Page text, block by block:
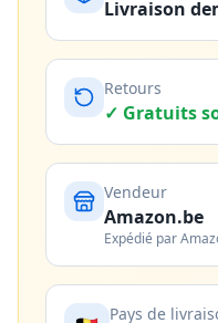
Livraison
Retours
✓ Gratuits
Vendeur
Amazon.be
Expédié par
Pays de